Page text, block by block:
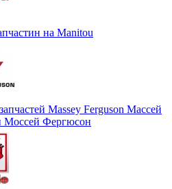
на Маnitou
Massey Ferguson Массей
Моссей Фергюсон